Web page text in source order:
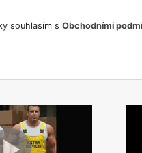
souhlasím s Obchodními